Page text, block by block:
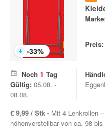
-33%
Preis:
Noch 1 Tag
Gültig: 05.08. -
08.08.
€ 9,99 / Stk - Mit 4 Lenkrollen
höhenverstellbar von ca. 98